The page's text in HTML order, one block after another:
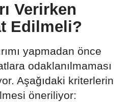
Verirken
Edilmeli?
yapmadan önce
odaklanılmaması
Aşağıdaki kriterlerin
öneriliyor: